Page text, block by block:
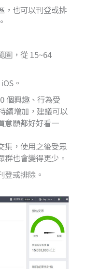
，也可以刊登或排
圍，從 15~64
。
個興趣、行為受
續增加，建議可以
意願都好好看一
集，使用之後受眾
群也會變得更少。
登或排除。